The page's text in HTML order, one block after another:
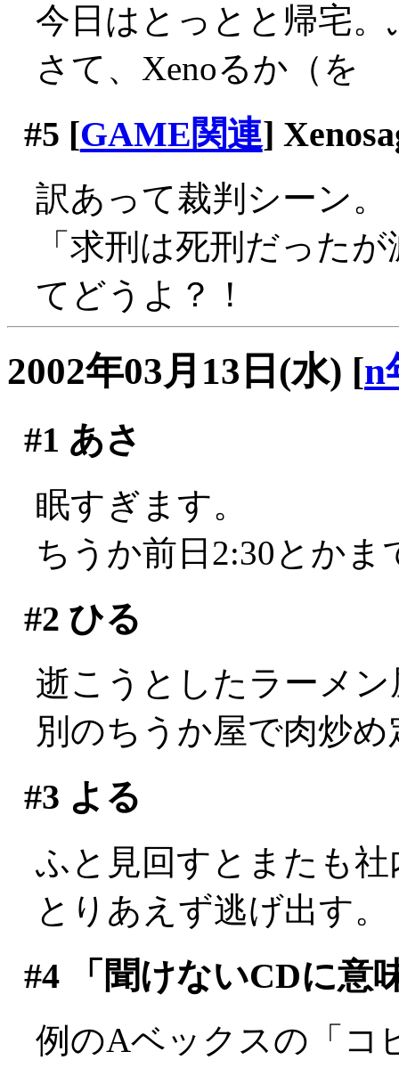
今日はとっとと帰宅
さて、Xenoるか（を
#5 [GAME関連]
訳あって裁判シーン。
「求刑は死刑だった
てどうよ？！
2002年03月13日(水) [n
#1 あさ
眠すぎます。
ちうか前日2:30とか
#2 ひる
逝こうとしたラーメ
別のちうか屋で肉炒
#3 よる
ふと見回すとまたも
とりあえず逃げ出す。
#4「聞けないCDに意
例のAベックスの「コ